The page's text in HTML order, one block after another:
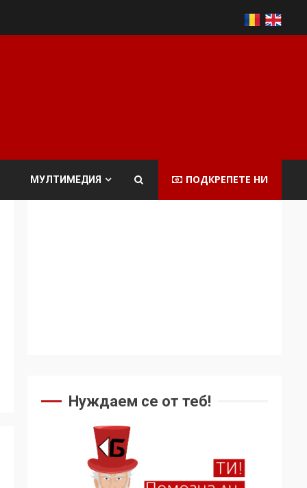
МУЛТИМЕДИЯ ПОДКРЕПЕТЕ НИ
Нуждаем се от теб!
4
подкрепят терористи
милиони за чужд
труд